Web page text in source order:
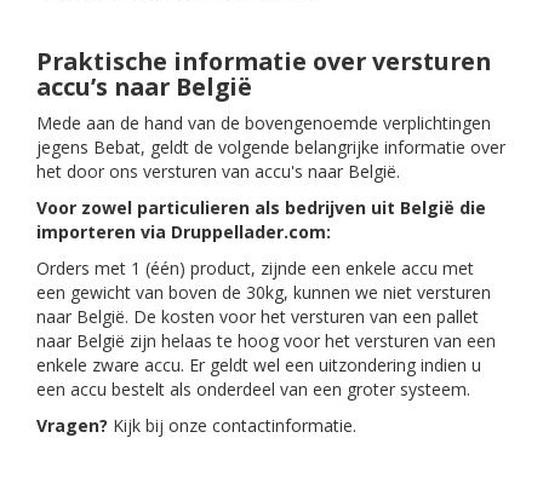
Praktische informatie over versturen
accu’s naar België
Mede aan de hand van de bovengenoemde verplichtingen
jegens Bebat, geldt de volgende belangrijke informatie over
het door ons versturen van accu's naar België.
Voor zowel particulieren als bedrijven uit België die
importeren via Druppellader.com:
Orders met 1 (één) product, zijnde een enkele accu met
een gewicht van boven de 30kg, kunnen we niet versturen
naar België. De kosten voor het versturen van een pallet
naar België zijn helaas te hoog voor het versturen van een
enkele zware accu. Er geldt wel een uitzondering indien u
een accu bestelt als onderdeel van een groter systeem.
Vragen? Kijk bij onze contactinformatie.